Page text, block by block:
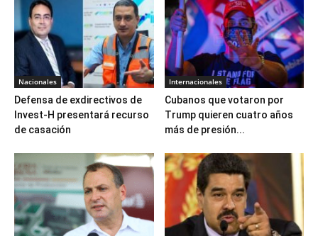
Nacionales
Defensa de exdirectivos de
Invest-H presentará recurso
de casación
Internacionales
Cubanos que votaron por
Trump quieren cuatro años
más de presión...